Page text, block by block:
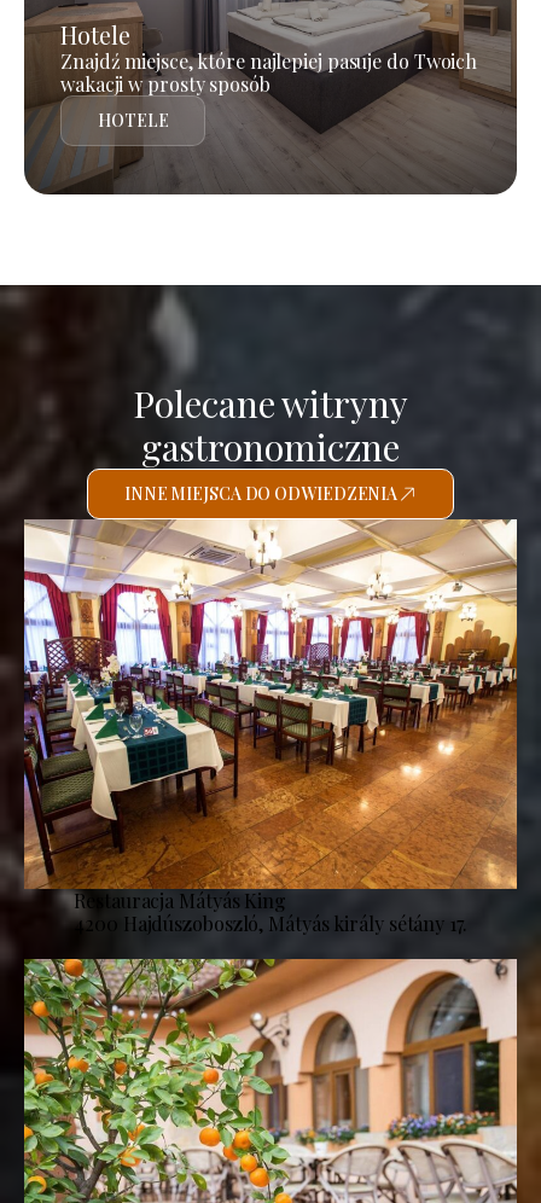
Hotele
Znajdź miejsce, które najlepiej pasuje do Twoich
wakacji w prosty sposób
HOTELE
Polecane witryny
gastronomiczne
INNE MIEJSCA DO ODWIEDZENIA
Restauracja Mátyás King
4200 Hajdúszoboszló, Mátyás király sétány 17.